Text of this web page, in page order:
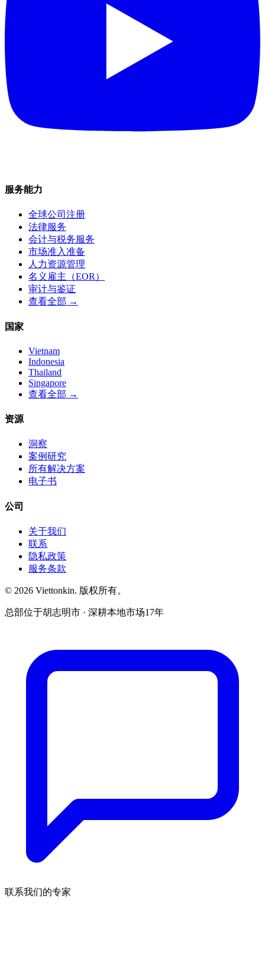
服务能力
全球公司注册
法律服务
会计与税务服务
市场准入准备
人力资源管理
名义雇主（EOR）
审计与鉴证
查看全部 →
国家
Vietnam
Indonesia
Thailand
Singapore
查看全部 →
资源
洞察
案例研究
所有解决方案
电子书
公司
关于我们
联系
隐私政策
服务条款
© 2026 Viettonkin. 版权所有。
总部位于胡志明市 · 深耕本地市场17年
联系我们的专家